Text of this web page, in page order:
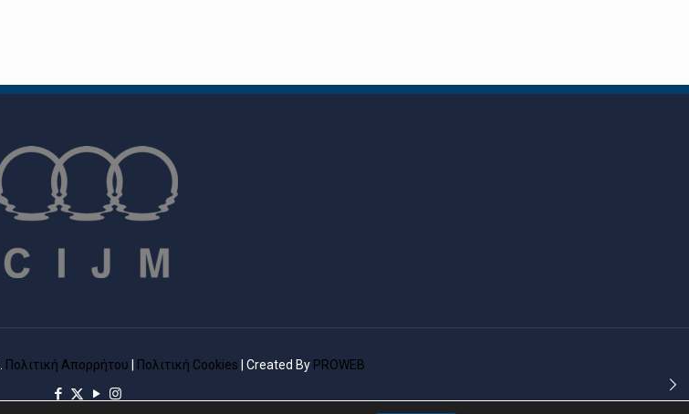
Πολιτική Απορρήτου Πολιτική Cookies | Created By PROWEB